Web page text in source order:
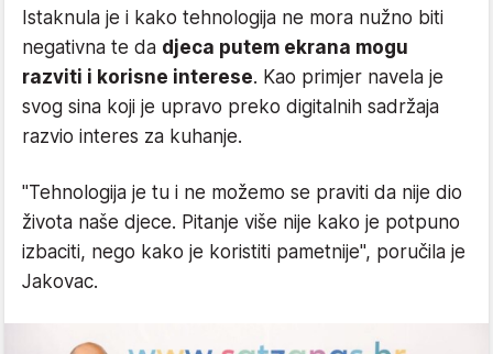
Istaknula je i kako tehnologija ne mora nužno biti
negativna te da djeca putem ekrana mogu
razviti i korisne interese. Kao primjer navela je
svog sina koji je upravo preko digitalnih sadržaja
razvio interes za kuhanje.
"Tehnologija je tu i ne možemo se praviti da nije dio
života naše djece. Pitanje više nije kako je potpuno
izbaciti, nego kako je koristiti pametnije", poručila je
Jakovac.